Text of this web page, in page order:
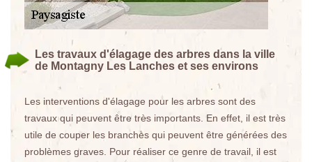
Les travaux d'élagage des arbres dans la ville
de Montagny Les Lanches et ses environs
Les interventions d'élagage pour les arbres sont des
travaux qui peuvent être très importants. En effet, il est très
utile de couper les branches qui peuvent être générées des
problèmes graves. Pour réaliser ce genre de travail, il est